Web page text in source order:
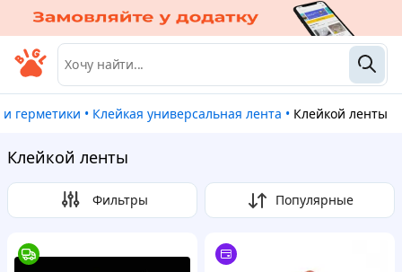
герметики • Клейкая универсальная лента • Клейкой ленты
Клейкой ленты
Фильтры Популярные